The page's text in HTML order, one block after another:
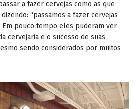
a fazer cervejas como as que
“passamos a fazer cervejas
Em pouco tempo eles puderam ver
cervejaria e o sucesso de suas
sendo considerados por muitos